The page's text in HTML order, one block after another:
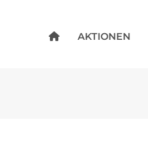
AKTIONEN